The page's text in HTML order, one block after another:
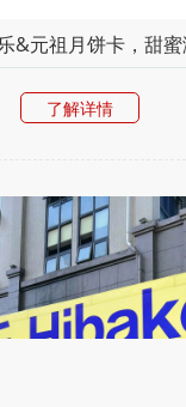
&元祖月饼卡，甜蜜
了解详情